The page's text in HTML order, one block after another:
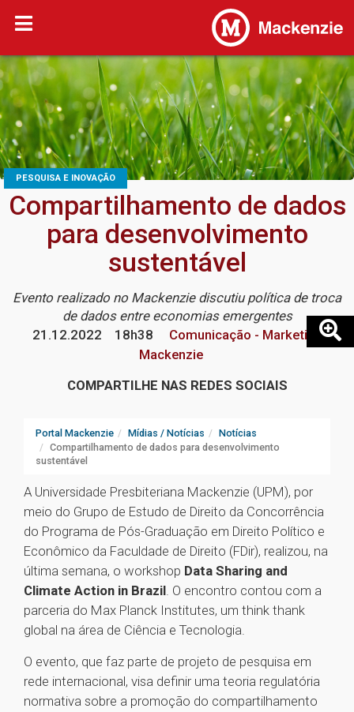
PESQUISA E INOVAÇÃO
Compartilhamento de dados
para desenvolvimento
sustentável
Evento realizado no Mackenzie discutiu política de troca
de dados entre economias emergentes
21.12.2022
18h38
Comunicação - Marketing
Mackenzie
COMPARTILHE NAS REDES SOCIAIS
Portal Mackenzie Mídias / Notícias
Notícias
Compartilhamento de dados para desenvolvimento
sustentável
A Universidade Presbiteriana Mackenzie (UPM), por
meio do Grupo de Estudo de Direito da Concorrência
do Programa de Pós-Graduação em Direito Político e
Econômico da Faculdade de Direito (FDir), realizou, na
última semana, o workshop Data Sharing and
Climate Action in Brazil. O encontro contou com a
parceria do Max Planck Institutes, um think thank
global na área de Ciência e Tecnologia.
O evento, que faz parte de projeto de pesquisa em
rede internacional, visa definir uma teoria regulatória
normativa sobre a promoção do compartilhamento